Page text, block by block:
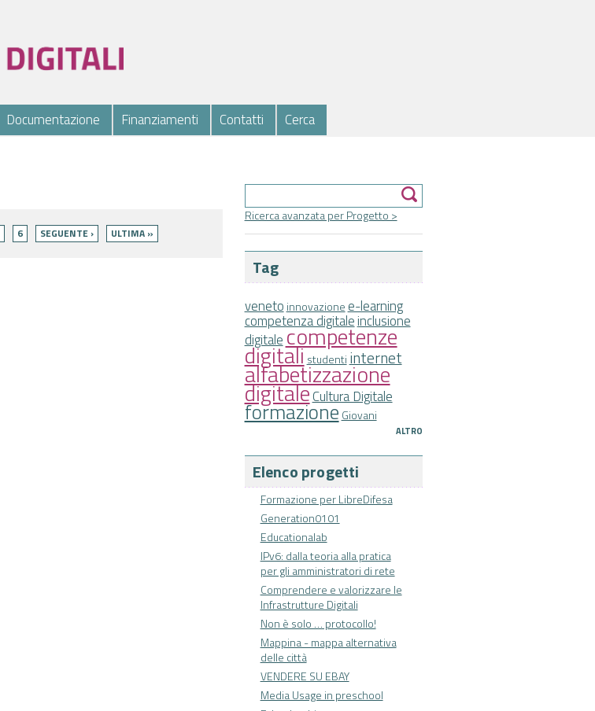
Documentazione Finanziamenti Contatti Cerca
Ricerca avanzata per Progetto >
Tag
veneto innovazione e-learning
competenza digitaleinclusione
digitalecompetenze
digitali studenti internet
alfabetizzazione
digitaleCultura Digitale
formazione Giovani
ALTRO
Elenco progetti
Formazione per LibreDifesa
Generation0101
Educationalab
IPv6: dalla teoria alla pratica
per gli amministratori di rete
Comprendere e valorizzare le
Infrastrutture Digitali
Non è solo … protocollo!
Mappina - mappa alternativa
delle città
VENDERE SU EBAY
Media Usage in preschool
6 SEGUENTE › ULTIMA »